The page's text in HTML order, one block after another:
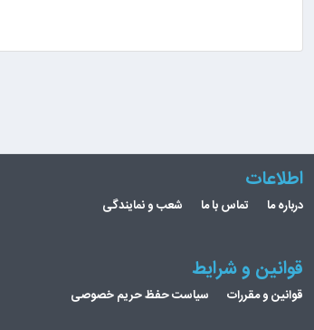
اطلاعات
درباره ما تماس با ما شعب و نمایندگی
قوانین و شرایط
قوانین و مقررات سیاست حفظ حریم خصوصی